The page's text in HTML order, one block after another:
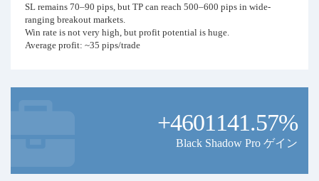
SL remains 70–90 pips, but TP can reach 500–600 pips in wide-
ranging breakout markets.
Win rate is not very high, but profit potential is huge.
Average profit: ~35 pips/trade
+4601141.57%
Black Shadow Pro ゲイン